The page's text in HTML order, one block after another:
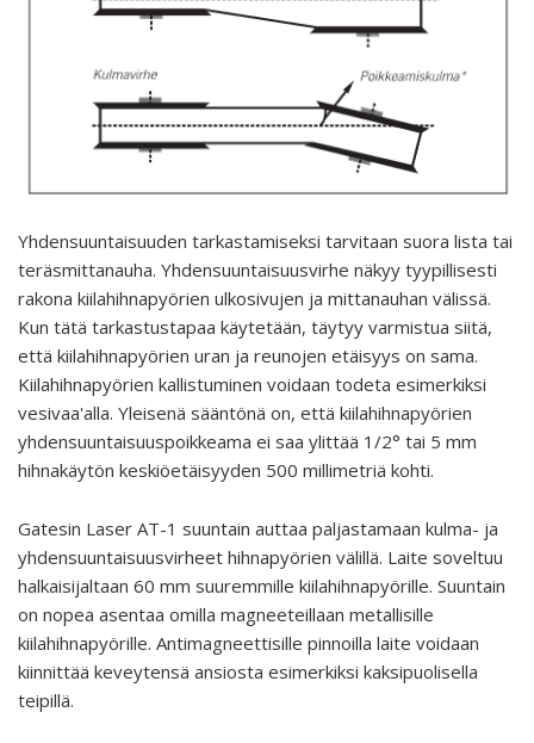
Yhdensuuntaisuuden tarkastamiseksi tarvitaan suora lista tai
teräsmittanauha. Yhdensuuntaisuusvirhe näkyy tyypillisesti
rakona kiilahihnapyörien ulkosivujen ja mittanauhan välissä.
Kun tätä tarkastustapaa käytetään, täytyy varmistua siitä,
että kiilahihnapyörien uran ja reunojen etäisyys on sama.
Kiilahihnapyörien kallistuminen voidaan todeta esimerkiksi
vesivaa'alla. Yleisenä sääntönä on, että kiilahihnapyörien
yhdensuuntaisuuspoikkeama ei saa ylittää 1/2° tai 5 mm
hihnakäytön keskiöetäisyyden 500 millimetriä kohti.
Gatesin Laser AT-1 suuntain auttaa paljastamaan kulma- ja
yhdensuuntaisuusvirheet hihnapyörien välillä. Laite soveltuu
halkaisijaltaan 60 mm suuremmille kiilahihnapyörille. Suuntain
on nopea asentaa omilla magneeteillaan metallisille
kiilahihnapyörille. Antimagneettisille pinnoilla laite voidaan
kiinnittää keveytensä ansiosta esimerkiksi kaksipuolisella
teipillä.